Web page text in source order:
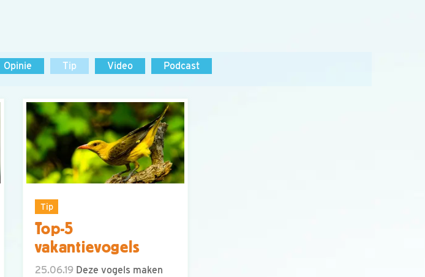
Opinie Tip Video Podcast
Tip
Top-5
vakantievogels
25.06.19 Deze vogels maken